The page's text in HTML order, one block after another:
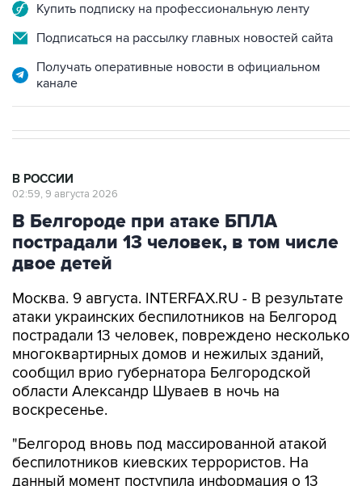
Купить подписку на профессиональную ленту
Подписаться на рассылку главных новостей сайта
Получать оперативные новости в официальном
канале
В РОССИИ
02:59, 9 августа 2026
В Белгороде при атаке БПЛА
пострадали 13 человек, в том числе
двое детей
Москва. 9 августа. INTERFAX.RU - В результате
атаки украинских беспилотников на Белгород
пострадали 13 человек, повреждено несколько
многоквартирных домов и нежилых зданий,
сообщил врио губернатора Белгородской
области Александр Шуваев в ночь на
воскресенье.
"Белгород вновь под массированной атакой
беспилотников киевских террористов. На
данный момент поступила информация о 13